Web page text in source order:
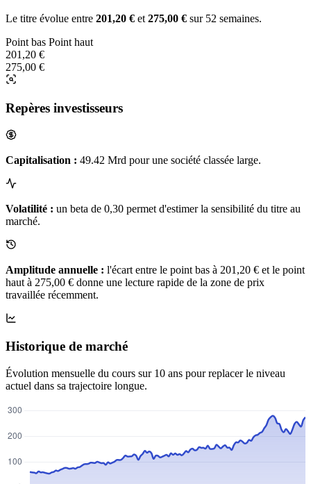
Le titre évolue entre 201,20 € et 275,00 € sur 52 semaines.
Point bas Point haut
201,20 €
275,00 €
Repères investisseurs
Capitalisation : 49.42 Mrd pour une société classée large.
Volatilité : un beta de 0,30 permet d'estimer la sensibilité du titre au
marché.
Amplitude annuelle : l'écart entre le point bas à 201,20 € et le point
haut à 275,00 € donne une lecture rapide de la zone de prix
travaillée récemment.
Historique de marché
Évolution mensuelle du cours sur 10 ans pour replacer le niveau
actuel dans sa trajectoire longue.